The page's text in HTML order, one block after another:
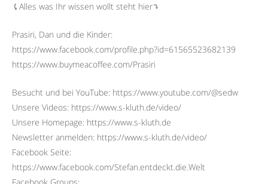
⤹Alles was Ihr wissen wollt steht hier⤵︎
Prasiri, Dan und die Kinder:
https://www.facebook.com/profile.php?id=61565523682139
https://www.buymeacoffee.com/Prasiri
Besucht und bei YouTube: https://www.youtube.com/@sedw
Unsere Videos: https://www.s-kluth.de/video/
Unsere Homepage: https://www.s-kluth.de
Newsletter anmelden: https://www.s-kluth.de/video/
Facebook Seite:
https://www.facebook.com/Stefan.entdeckt.die.Welt
Facebook Groups: